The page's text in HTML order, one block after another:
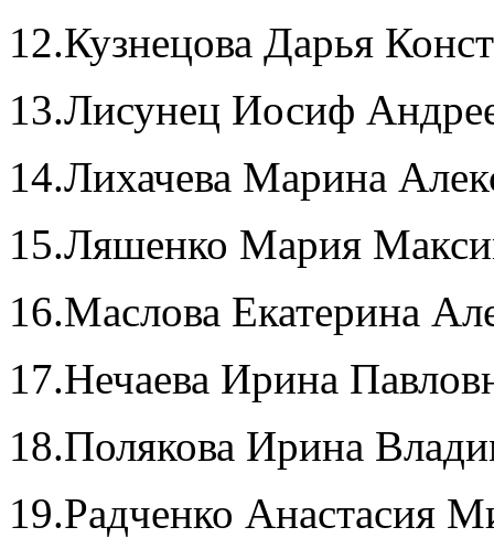
12.Кузнецова Дарья
13.Лисунец Иосиф
14.Лихачева Марина
15.Ляшенко Мария
16.Маслова Екатерина
17.Нечаева Ирина
18.Полякова Ирина
19.Радченко Анастасия